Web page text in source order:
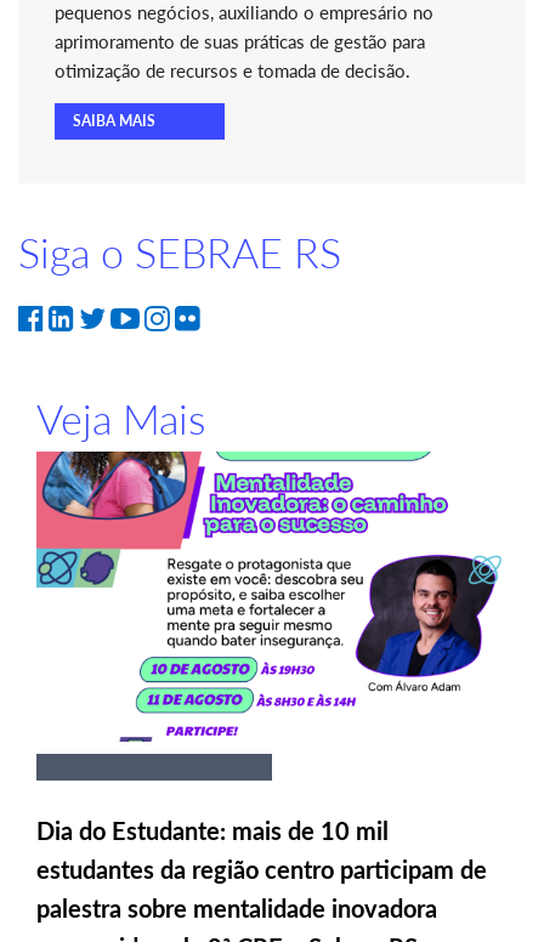
pequenos negócios, auxiliando o empresário no
aprimoramento de suas práticas de gestão para
otimização de recursos e tomada de decisão.
SAIBA MAIS
Siga o SEBRAE RS
Veja Mais
Dia do Estudante: mais de 10 mil
estudantes da região centro participam de
palestra sobre mentalidade inovadora